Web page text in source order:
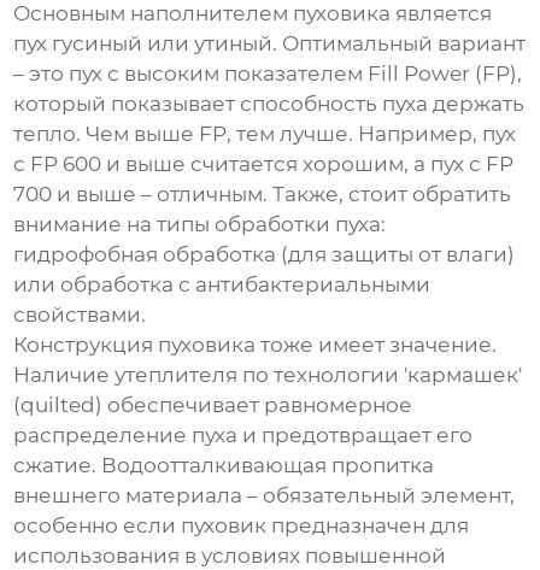
Основным наполнителем пуховика является
пух гусиный или утиный. Оптимальный вариант
– это пух с высоким показателем Fill Power (FP),
который показывает способность пуха держать
тепло. Чем выше FP, тем лучше. Например, пух
с FP 600 и выше считается хорошим, а пух с FP
700 и выше – отличным. Также, стоит обратить
внимание на типы обработки пуха:
гидрофобная обработка (для защиты от влаги)
или обработка с антибактериальными
свойствами.
Конструкция пуховика тоже имеет значение.
Наличие утеплителя по технологии 'кармашек'
(quilted) обеспечивает равномерное
распределение пуха и предотвращает его
сжатие. Водоотталкивающая пропитка
внешнего материала – обязательный элемент,
особенно если пуховик предназначен для
использования в условиях повышенной